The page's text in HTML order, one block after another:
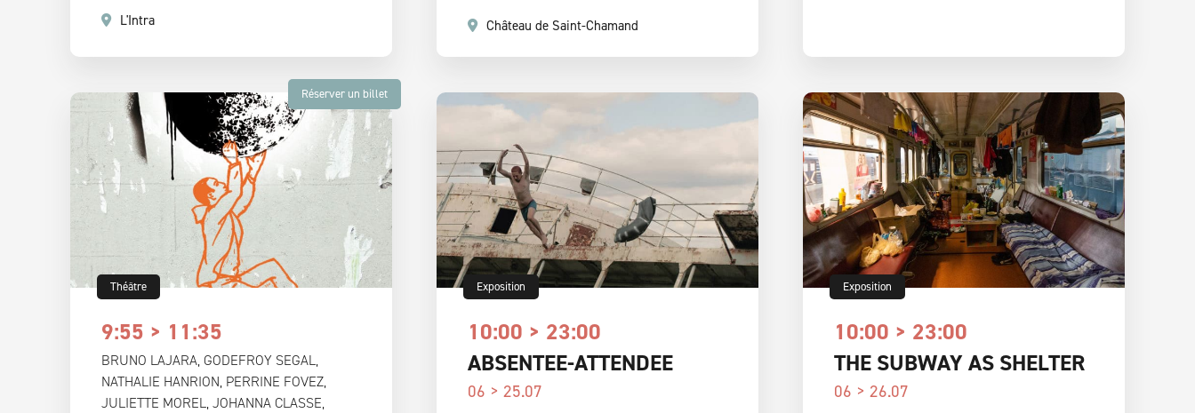
L'Intra Château de Saint-Chamand
Réserver un billet
9:55 > 11:35
BRUNO LAJARA, GODEFROY SEGAL,
NATHALIE HANRION, PERRINE FOVEZ,
JULIETTE MOREL, JOHANNA CLASSE,
Théâtre
10:00 > 23:00
ABSENTEE-ATTENDEE
Exposition
06 > 25.07
10:00 > 23:00
THE SUBWAY AS SHELTER
Exposition
06 > 26.07